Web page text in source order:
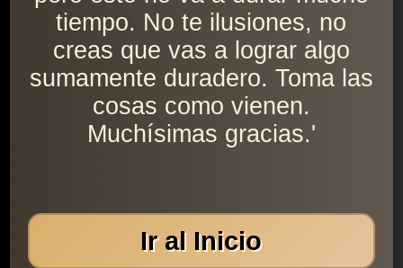
tiempo. No te ilusiones, no
creas que vas a lograr algo
sumamente duradero. Toma las
cosas como vienen.
Muchísimas gracias.'
Ir al Inicio